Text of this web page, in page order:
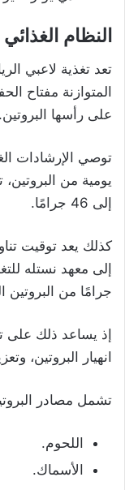
النظام
تعد تغذية لاعبي
المتوازنة مفتاح
على رأسها البروتين.
توصي الإرشادات
إلى 46 جرامًا.
كذلك يعد توقيت
جرامًا من البروتين
إذ يساعد ذلك على
انهيار البروتين،
تشمل مصادر
اللحوم.
الأسماك.